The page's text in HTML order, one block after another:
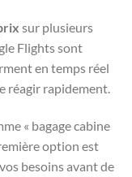
sur plusieurs
Flights sont
en temps réel
réagir rapidement.
« bagage cabine
option est
besoins avant de